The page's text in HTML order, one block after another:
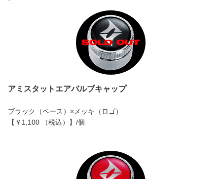
アミスタットエアバルブキャップ
ブラック（ベース）×メッキ（ロゴ）
【￥1,100 （税込）】/個